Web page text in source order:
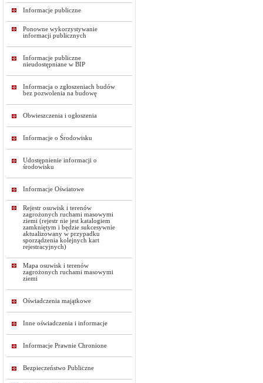
Informacje publiczne
Ponowne wykorzystywanie
informacji publicznych
Informacje publiczne
nieudostępniane w BIP
Informacja o zgłoszeniach budów
bez pozwolenia na budowę
Obwieszczenia i ogłoszenia
Informacje o Środowisku
Udostępnienie informacji o
środowisku
Informacje Oświatowe
Rejestr osuwisk i terenów
zagrożonych ruchami masowymi
ziemi (rejestr nie jest katalogiem
zamkniętym i będzie sukcesywnie
aktualizowany w przypadku
sporządzenia kolejnych kart
rejestracyjnych)
Mapa osuwisk i terenów
zagrożonych ruchami masowymi
ziemi
Oświadczenia majątkowe
Inne oświadczenia i informacje
Informacje Prawnie Chronione
Bezpieczeństwo Publiczne